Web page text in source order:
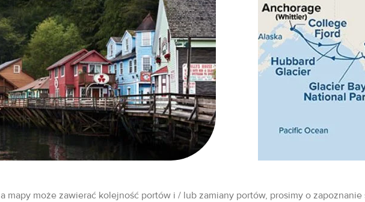
mapy może zawierać kolejność portów i / lub zamiany portów, prosimy o